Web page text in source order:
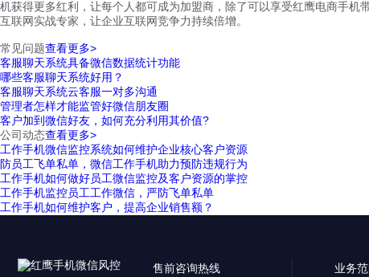
机获得更多红利，让每个人都可成为加盟商，除了可以享受红鹰电商手
互联网实战专家，让企业互联网竞争力持续倍增。
常见问题查看更多>
客服聊天系统具备微信数据统计功能
哪些客服聊天系统好用？
客服聊天系统云客服一对多沟通
管理者怎样才能监管好微信朋友圈
客户加到微信好友，如何充分利用其价值?
公司动态查看更多>
工作手机微信监控系统如何维护企业核心客户资源
防员工飞单私单，微信工作手机助力预防违规行为
工作手机如何做好员工微信监控及客户资源的掌控
工作手机监控员工工作微信，严防飞单私单
工作手机如何维护客户，提高企业销售额？
售前咨询热线 业务